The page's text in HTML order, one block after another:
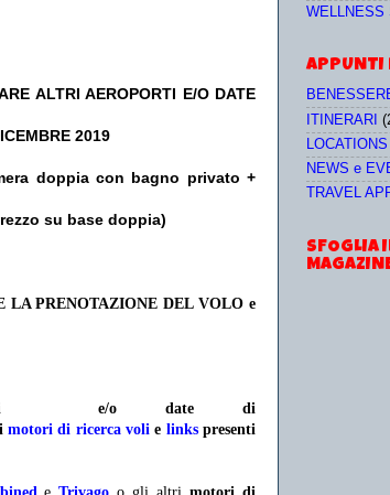
ALTRI AEROPORTI E/O DATE
2019
doppia con bagno privato +
su base doppia)
PRENOTAZIONE DEL VOLO e
e/o date di
motori di ricerca voli e linkspresenti
WELLNESS
APPUNTI
ITINERARI
LOCATIONS
NEWS e
TRAVEL
SFOGLIA